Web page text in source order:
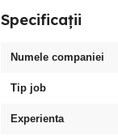
Specificații
Numele companiei
Tip job
Experienta